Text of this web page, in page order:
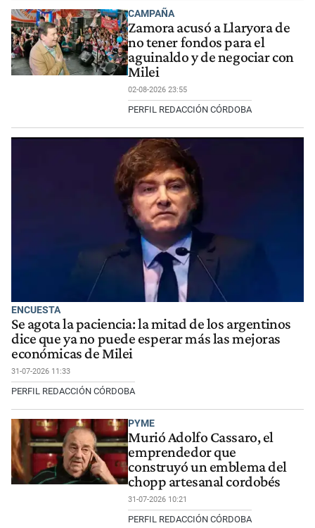
CAMPAÑA
Zamora acusó a Llaryora de
no tener fondos para el
aguinaldo y de negociar con
Milei
02-08-2026 23:55
PERFIL REDACCIÓN CÓRDOBA
ENCUESTA
Se agota la paciencia: la mitad de los argentinos
dice que ya no puede esperar más las mejoras
económicas de Milei
31-07-2026 11:33
PERFIL REDACCIÓN CÓRDOBA
PYME
Murió Adolfo Cassaro, el
emprendedor que
construyó un emblema del
chopp artesanal cordobés
31-07-2026 10:21
PERFIL REDACCIÓN CÓRDOBA